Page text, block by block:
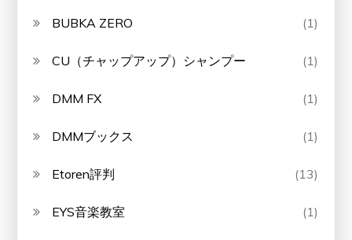
BUBKA ZERO (1)
CU（チャップアップ）シャンプー (1)
DMM FX (1)
DMMブックス (1)
Etoren評判 (13)
EYS音楽教室 (1)